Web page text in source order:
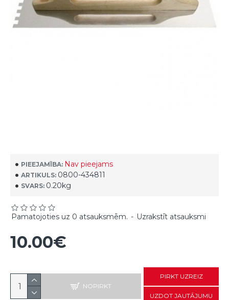
PIEEJAMĪBA: Nav pieejams
ARTIKULS: 0800-434811
SVARS: 0.20kg
Pamatojoties uz 0 atsauksmēm. - Uzrakstīt atsauksmi
10.00€
NOPIRKT
PIRKT UZREIZ
UZDOT JAUTĀJUMU